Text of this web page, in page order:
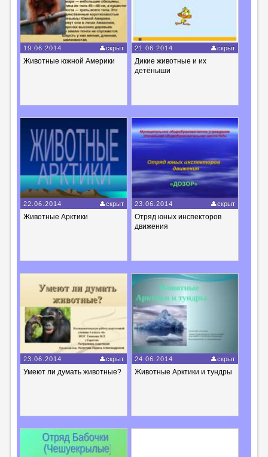
19.06.2014 скрыт
Животные южной Америки
21.06.2014 скрыт
Дикие животные и их
детёныши
22.06.2014 скрыт
Животные Арктики
23.06.2014 скрыт
Отряд юных инспекторов
движения
23.06.2014 скрыт
Умеют ли думать животные?
24.06.2014 скрыт
Животные Арктики и тундры